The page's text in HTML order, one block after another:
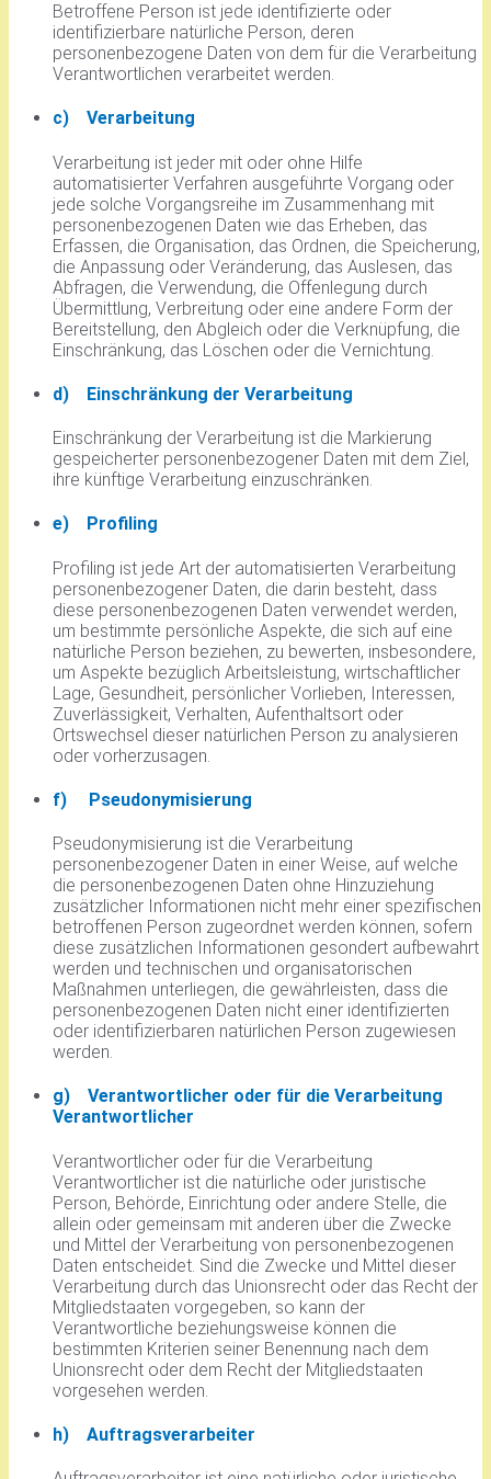
Betroffene Person ist jede identifizierte oder
identifizierbare natürliche Person, deren
personenbezogene Daten von dem für die Verarbeitung
Verantwortlichen verarbeitet werden.
c) Verarbeitung
Verarbeitung ist jeder mit oder ohne Hilfe
automatisierter Verfahren ausgeführte Vorgang oder
jede solche Vorgangsreihe im Zusammenhang mit
personenbezogenen Daten wie das Erheben, das
Erfassen, die Organisation, das Ordnen, die Speicherung,
die Anpassung oder Veränderung, das Auslesen, das
Abfragen, die Verwendung, die Offenlegung durch
Übermittlung, Verbreitung oder eine andere Form der
Bereitstellung, den Abgleich oder die Verknüpfung, die
Einschränkung, das Löschen oder die Vernichtung.
d) Einschränkung der Verarbeitung
Einschränkung der Verarbeitung ist die Markierung
gespeicherter personenbezogener Daten mit dem Ziel,
ihre künftige Verarbeitung einzuschränken.
e) Profiling
Profiling ist jede Art der automatisierten Verarbeitung
personenbezogener Daten, die darin besteht, dass
diese personenbezogenen Daten verwendet werden,
um bestimmte persönliche Aspekte, die sich auf eine
natürliche Person beziehen, zu bewerten, insbesondere,
um Aspekte bezüglich Arbeitsleistung, wirtschaftlicher
Lage, Gesundheit, persönlicher Vorlieben, Interessen,
Zuverlässigkeit, Verhalten, Aufenthaltsort oder
Ortswechsel dieser natürlichen Person zu analysieren
oder vorherzusagen.
f) Pseudonymisierung
Pseudonymisierung ist die Verarbeitung
personenbezogener Daten in einer Weise, auf welche
die personenbezogenen Daten ohne Hinzuziehung
zusätzlicher Informationen nicht mehr einer spezifischen
betroffenen Person zugeordnet werden können, sofern
diese zusätzlichen Informationen gesondert aufbewahrt
werden und technischen und organisatorischen
Maßnahmen unterliegen, die gewährleisten, dass die
personenbezogenen Daten nicht einer identifizierten
oder identifizierbaren natürlichen Person zugewiesen
werden.
g) Verantwortlicher oder für die Verarbeitung
Verantwortlicher
Verantwortlicher oder für die Verarbeitung
Verantwortlicher ist die natürliche oder juristische
Person, Behörde, Einrichtung oder andere Stelle, die
allein oder gemeinsam mit anderen über die Zwecke
und Mittel der Verarbeitung von personenbezogenen
Daten entscheidet. Sind die Zwecke und Mittel dieser
Verarbeitung durch das Unionsrecht oder das Recht der
Mitgliedstaaten vorgegeben, so kann der
Verantwortliche beziehungsweise können die
bestimmten Kriterien seiner Benennung nach dem
Unionsrecht oder dem Recht der Mitgliedstaaten
vorgesehen werden.
h) Auftragsverarbeiter